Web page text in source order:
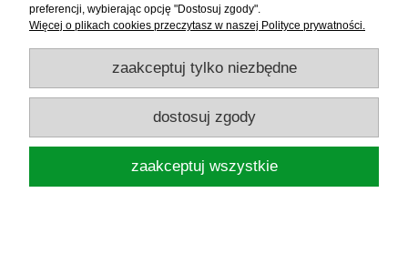
MIKADO SIEDZISKO KOSZ PODEST
METHOD FEEDER MX36
1 845,00 zł
preferencji, wybierając opcję "Dostosuj zgody".
Więcej o plikach cookies przeczytasz w naszej Polityce prywatności.
zaakceptuj tylko niezbędne
dostosuj zgody
zaakceptuj wszystkie